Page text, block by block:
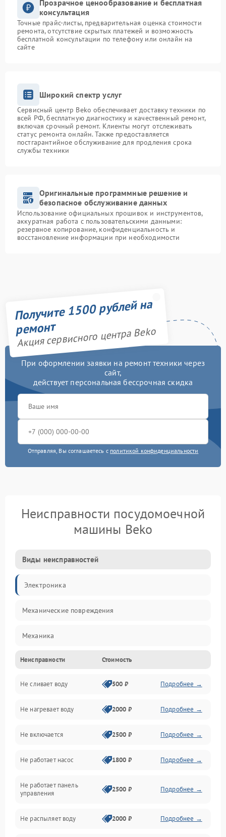
Прозрачное ценообразование и бесплатная
консультация
Точные прайс-листы, предварительная оценка стоимости
ремонта, отсутствие скрытых платежей и возможность
бесплатной консультации по телефону или онлайн на
сайте
Широкий спектр услуг
Сервисный центр Beko обеспечивает доставку техники по
всей РФ, бесплатную диагностику и качественный ремонт,
включая срочный ремонт. Клиенты могут отслеживать
статус ремонта онлайн. Также предоставляется
постгарантийное обслуживание для продления срока
службы техники
Оригинальные программные решение и
безопасное обслуживание данных
Использование официальных прошивок и инструментов,
аккуратная работа с пользовательскими данными:
резервное копирование, конфиденциальность и
восстановление информации при необходимости
Получите 1500 рублей на
ремонт
Акция сервисного центра Beko
При оформлении заявки на ремонт техники через
сайт,
действует персональная бессрочная скидка
Отправляя, Вы соглашаетесь с политикой конфиденциальности
Неисправности посудомоечной
машины Beko
Виды неисправностей
Электроника
Механические повреждения
Механика
Управление
Электропитание
Датчики
Нагрев
Вода
Гигиена
Программное обеспечение
Неисправности Стоимость
Не сливает воду 500 ₽ Подробнее →
Не нагревает воду 2000 ₽ Подробнее →
Не включается 2500 ₽ Подробнее →
Не работает насос 1800 ₽ Подробнее →
Не работает панель
управления
2500 ₽ Подробнее →
Не распыляет воду 2000 ₽ Подробнее →